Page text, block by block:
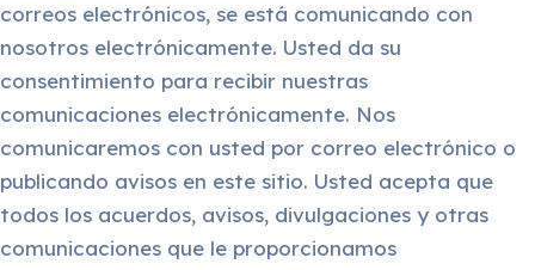
correos electrónicos, se está comunicando con
nosotros electrónicamente. Usted da su
consentimiento para recibir nuestras
comunicaciones electrónicamente. Nos
comunicaremos con usted por correo electrónico o
publicando avisos en este sitio. Usted acepta que
todos los acuerdos, avisos, divulgaciones y otras
comunicaciones que le proporcionamos